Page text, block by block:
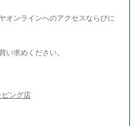
オンラインへのアクセスならびに
い求めください。
ピング店